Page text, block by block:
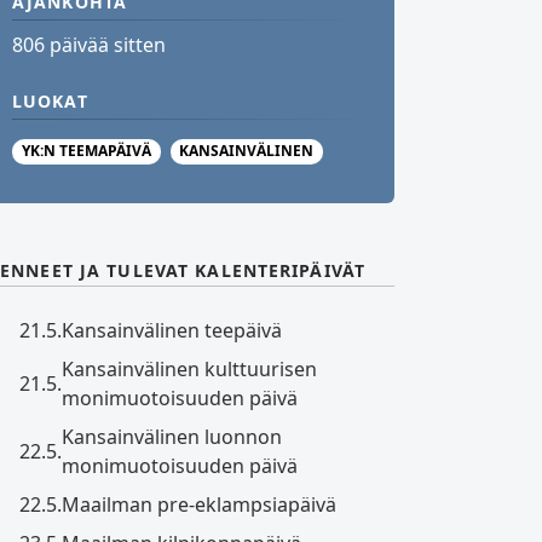
806 päivää sitten
LUOKAT
YK:N TEEMAPÄIVÄ KANSAINVÄLINEN
JA TULEVAT KALENTERIPÄIVÄT
21.5.Kansainvälinen teepäivä
21.5.
Kansainvälinen kulttuurisen
monimuotoisuuden päivä
22.5.
Kansainvälinen luonnon
monimuotoisuuden päivä
22.5.Maailman pre-eklampsiapäivä